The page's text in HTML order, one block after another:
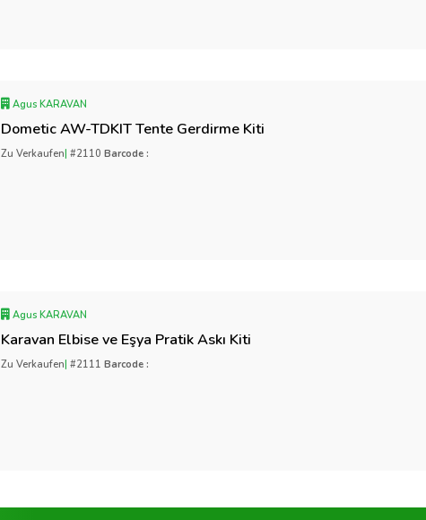
Agus KARAVAN
Dometic AW-TDKIT Tente Gerdirme Kiti
Zu Verkaufen| #2110Barcode :
Agus KARAVAN
Karavan Elbise ve Eşya Pratik Askı Kiti
Zu Verkaufen| #2111Barcode :